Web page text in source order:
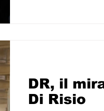
DR, il
Di Risio